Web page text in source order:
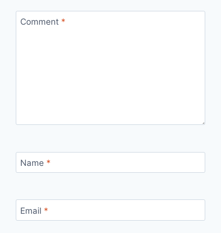
Comment *
Name *
Email *